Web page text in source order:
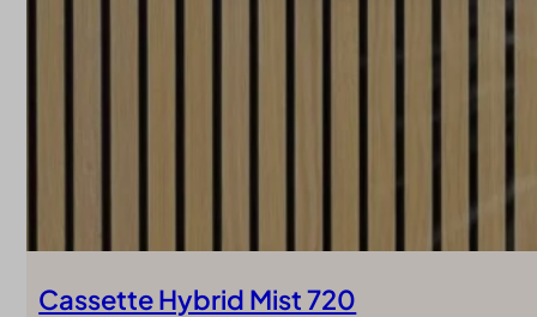
Cassette Hybrid Mist 720